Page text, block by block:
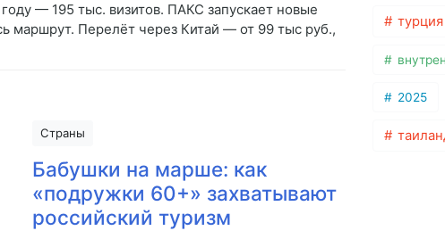
— 195 тыс. визитов. ПАКС запускает новые
маршрут. Перелёт через Китай — от 99 тыс руб.,
Страны
Бабушки на марше: как
«подружки 60+» захватывают
российский туризм
турция
2025